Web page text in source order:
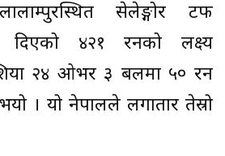
सेलेङ्गोर टर्फ
४२१ रनको लक्ष्य
२४ ओभर ३ बलमा ५० रन
। यो नेपालले लगातार तेस्रो